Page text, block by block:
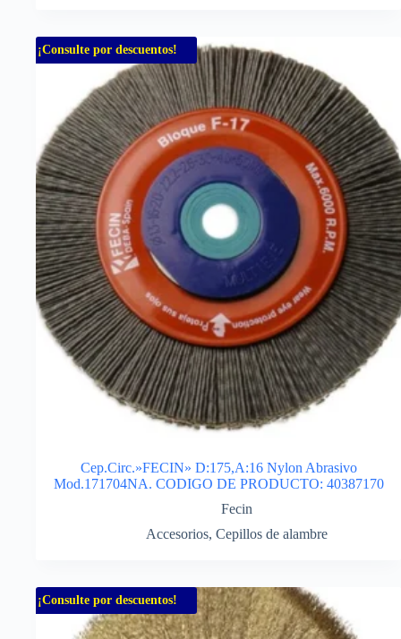
¡Consulte por descuentos!
Cep.Circ.»FECIN» D:175,A:16 Nylon Abrasivo
Mod.171704NA. CODIGO DE PRODUCTO: 40387170
Fecin
Accesorios, Cepillos de alambre
¡Consulte por descuentos!